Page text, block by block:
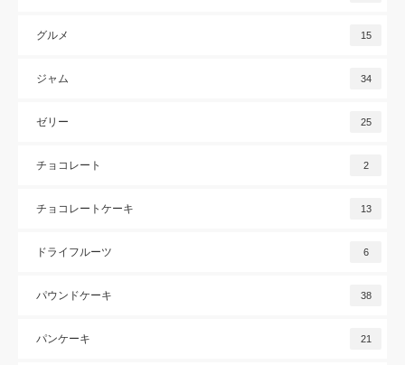
グルメ 15
ジャム 34
ゼリー 25
チョコレート 2
チョコレートケーキ 13
ドライフルーツ 6
パウンドケーキ 38
パンケーキ 21